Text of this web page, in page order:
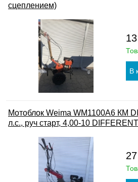
сцеплением)
Мотоблок Weima WM1100A6 КМ
л.с., руч старт, 4,00-10